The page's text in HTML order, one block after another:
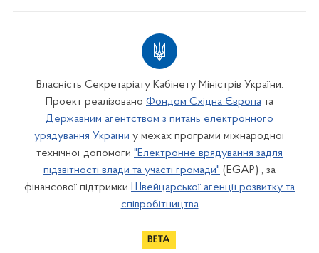
Власність Секретаріату Кабінету Міністрів України.
Проект реалізовано Фондом Східна Європа та
Державним агентством з питань електронного
урядування України у межах програми міжнародної
технічної допомоги "Електронне врядування задля
підзвітності влади та участі громади" (EGAP) , за
фінансової підтримки Швейцарської агенції розвитку та
співробітництва